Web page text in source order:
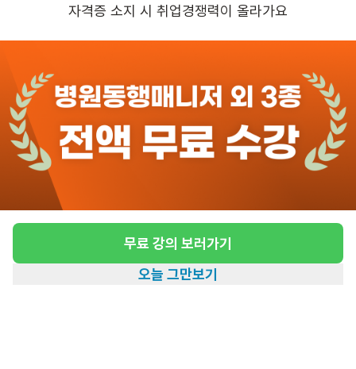
관심 일자리정보 더보기
4일전등록
도보 24분 ~ 29분 예상
[무악동/5등급/84세/여성] 방문요양 요양보호
사 모집
급여
시급 13,500원
방문요양
여성 · 5등급
자격증 소지 시 취업경쟁력이 올라가요
무료 강의 보러가기
오늘 그만보기